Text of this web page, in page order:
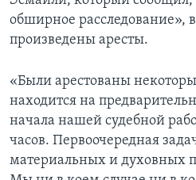
обширное расследование»,
произведены аресты.
«Были арестованы
находится на
начала нашей судебной
часов. Первоочередная
материальных и духовных